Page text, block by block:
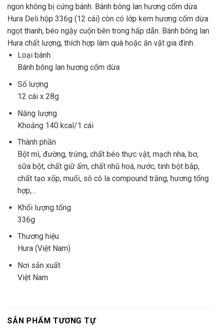
ngon không bị cứng bánh. Bánh bông lan hương cốm dừa
Hura Deli hộp 336g (12 cái) còn có lớp kem hương cốm dừa
ngọt thanh, béo ngậy cuộn bên trong hấp dẫn. Bánh bông lan
Hura chất lượng, thích hợp làm quà hoặc ăn vặt gia đình.
Loại bánh
Bánh bông lan hương cốm dừa
Số lượng
12 cái x 28g
Năng lượng
Khoảng 140 kcal/1 cái
Thành phần
Bột mì, đường, trứng, chất béo thực vật, mạch nha, bơ,
sữa bột, chất giữ ẩm, chất nhũ hoá, nước, tinh bột bắp,
chất tạo xốp, muối, sô cô la compound trắng, hương tổng
hợp,…
Khối lượng tổng
336g
Thương hiệu
Hura (Việt Nam)
Nơi sản xuất
Việt Nam
SẢN PHẨM TƯƠNG TỰ